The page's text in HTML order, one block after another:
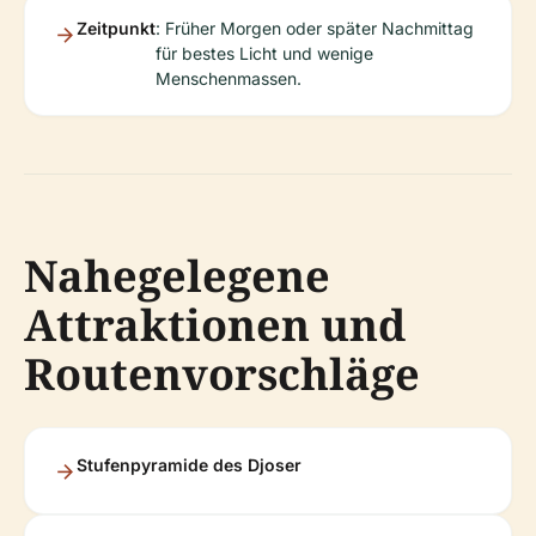
Zeitpunkt: Früher Morgen oder später Nachmittag
für bestes Licht und wenige
Menschenmassen.
Nahegelegene
Attraktionen und
Routenvorschläge
Stufenpyramide des Djoser